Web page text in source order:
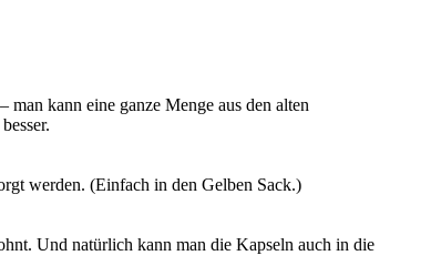
kann eine ganze Menge aus den alten
werden. (Einfach in den Gelben Sack.)
Und natürlich kann man die Kapseln auch in die